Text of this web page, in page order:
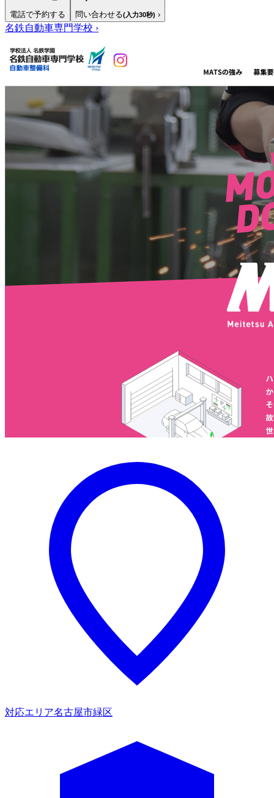
電話で予約する 問い合わせる(入力30秒) ›
名鉄自動車専門学校 ›
対応エリア名古屋市緑区